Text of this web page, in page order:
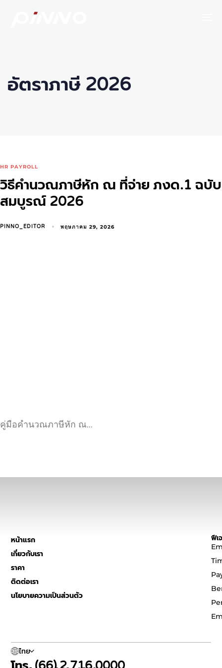
อัตราภาษี 2026
HR PAYROLL
วิธีคำนวณภาษีหัก ณ ที่จ่าย ภงด.1 ฉบับ
สมบูรณ์ 2026
PINNO_EDITOR พฤษภาคม 29, 2026
คู่มือคำนวณภาษีหัก ณ…
หน้าแรก
เกี่ยวกับเรา
ราคา
ติดต่อเรา
นโยบายความเป็นส่วนตัว
ฟีเ
ไทย